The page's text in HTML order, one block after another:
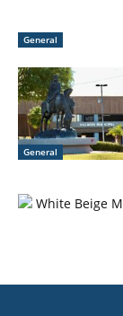
General
General